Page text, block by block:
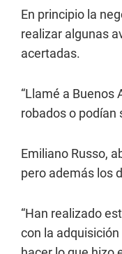
En principio la
realizar algunas
acertadas.
“Llamé a Buenos
robados o podían
Emiliano Russo,
pero además los
“Han realizado
con la